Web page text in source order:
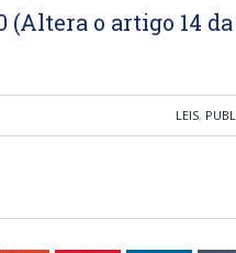
(Altera o artigo 14
LEIS,